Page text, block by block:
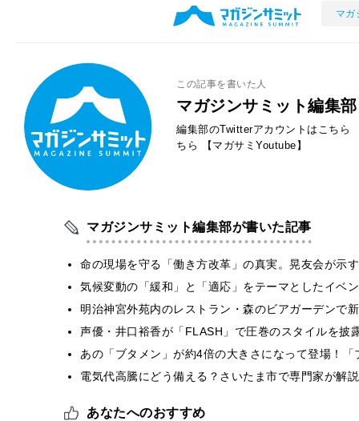
マガ
この記事を書いた人
マガジンサミット編集部
編集部のTwitterアカウントはこちら
ちら
【マガサミYoutube】
マガジンサミット編集部が書いた記事
命の現場を守る「働き方改革」の真実。晃友会が示
気候変動の「緩和」と「適応」をテーマとしたイベ
明治神宮外苑内のレストラン・森のビアガーデンで
声優・井口裕香が「FLASH」で圧巻のスタイルを
あの「ブタメン」が約4倍の大きさになって登場！
電気代高騰にどう備える？さいたま市で専門家が解
あなたへのおすすめ